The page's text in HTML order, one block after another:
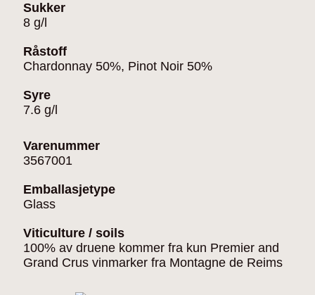
Sukker
8 g/l
Råstoff
Chardonnay 50%, Pinot Noir 50%
Syre
7.6 g/l
Varenummer
3567001
Emballasjetype
Glass
Viticulture / soils
100% av druene kommer fra kun Premier and
Grand Crus vinmarker fra Montagne de Reims